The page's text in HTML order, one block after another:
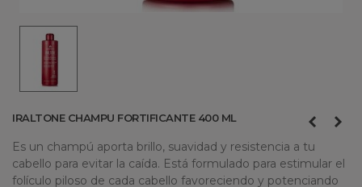
IRALTONE CHAMPU FORTIFICANTE 400 ML
Es un champú aporta brillo, suavidad y resistencia a tu
cabello para evitar la caída. Está formulado para estimular el
folículo piloso de cada cabello favoreciendo y potenciando